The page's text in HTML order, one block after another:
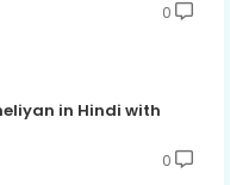
0
in Hindi with
0